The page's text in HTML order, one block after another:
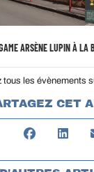
ARSÈNE LUPIN À LA
tous les évènements
CET